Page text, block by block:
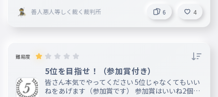
善人悪人等しく裁く裁判所 6 4
難易度
5位を目指せ！（参加賞付き）
皆さん本気でやってください 5位じゃなくてもいい
ねをあげます（参加賞です） 参加賞はいいね2個、